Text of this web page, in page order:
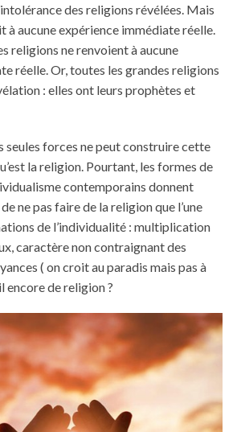
des religions révélées. Mais
à aucune expérience immédiate réelle.
religions ne renvoient à aucune
réelle. Or, toutes les grandes religions
: elles ont leurs prophètes et
seules forces ne peut construire cette
la religion. Pourtant, les formes de
contemporains donnent
ne pas faire de la religion que l’une
de l’individualité : multiplication
caractère non contraignant des
( on croit au paradis mais pas à
encore de religion ?